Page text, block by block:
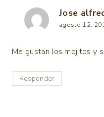
Jose
agosto 12,
Me gustan los mojitos y
Responder